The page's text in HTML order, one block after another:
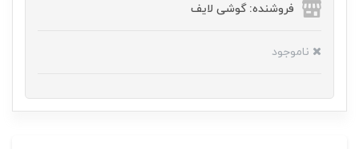
فروشنده: گوشی لایف
ناموجود